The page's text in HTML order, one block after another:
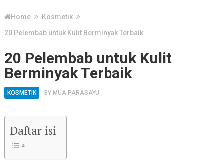
Home
Kosmetik
20 Pelembab untuk Kulit Berminyak Terbaik
20 Pelembab untuk Kulit
Berminyak Terbaik
KOSMETIK BY MUA PARASAYU
Daftar isi